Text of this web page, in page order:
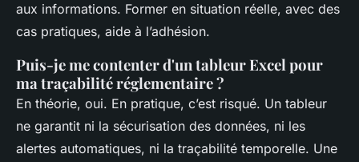
aux informations. Former en situation réelle, avec des
cas pratiques, aide à l’adhésion.
Puis-je me contenter d'un tableur Excel pour
ma traçabilité réglementaire ?
En théorie, oui. En pratique, c’est risqué. Un tableur
ne garantit ni la sécurisation des données, ni les
alertes automatiques, ni la traçabilité temporelle. Une